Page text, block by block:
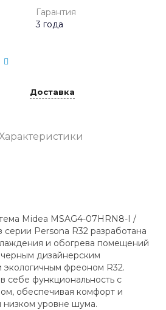
Гарантия
3 года
Доставка
Midea MSAG4-07HRN8-I /
Persona R32 разработана
и обогрева помещений
дизайнерским
фреоном R32.
себе функциональность с
обеспечивая комфорт и
низком уровне шума.